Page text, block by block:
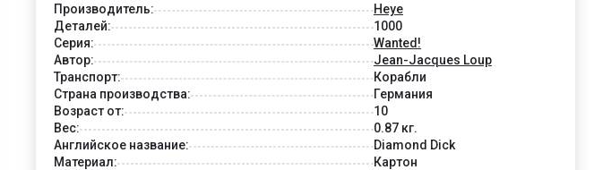
Производитель:
Heye
Деталей:
1000
Серия:
Wanted!
Автор:
Jean-Jacques Loup
Транспорт:
Корабли
Страна производства:
Германия
Возраст от:
10
Вес:
0.87 кг.
Английское название:
Diamond Dick
Материал:
Картон